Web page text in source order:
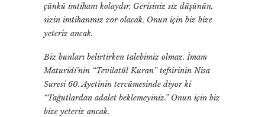
çünkü imtihanı kolaydır. Gerisiniz siz düşünün,
sizin imtihanınız zor olacak. Onun için biz bize
yeteriz ancak.
Biz bunları belirtirken talebimiz olmaz. İmam
Maturidi’nin “Tevilatül Kuran” tefsirinin Nisa
Suresi 60. Ayetinin tercümesinde diyor ki
“Tağutlardan adalet beklemeyiniz.” Onun için biz
bize yeteriz ancak.